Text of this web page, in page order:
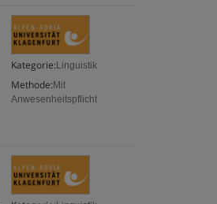
Kategorie: Linguistik
Methode: Mit
Anwesenheitspflicht